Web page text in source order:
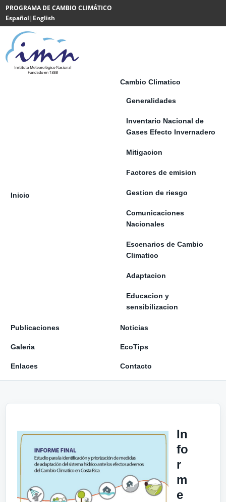
Saltar al contenido
PROGRAMA DE CAMBIO CLIMÁTICO
Español| English
Powered
by
Translate
Inicio
Cambio Climatico
Generalidades
Inventario Nacional de
Gases Efecto Invernadero
Mitigacion
Factores de emision
Gestion de riesgo
Comunicaciones
Nacionales
Escenarios de Cambio
Climatico
Adaptacion
Educacion y
sensibilizacion
Publicaciones Noticias
Galeria EcoTips
Enlaces Contacto
In
fo
r
m
e